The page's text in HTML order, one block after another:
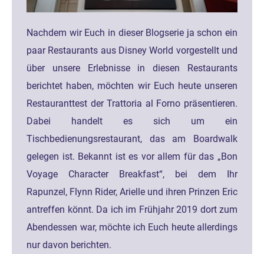
Nachdem wir Euch in dieser Blogserie ja schon ein
paar Restaurants aus Disney World vorgestellt und
über unsere Erlebnisse in diesen Restaurants
berichtet haben, möchten wir Euch heute unseren
Restauranttest der Trattoria al Forno präsentieren.
Dabei handelt es sich um ein
Tischbedienungsrestaurant, das am Boardwalk
gelegen ist. Bekannt ist es vor allem für das „Bon
Voyage Character Breakfast“, bei dem Ihr
Rapunzel, Flynn Rider, Arielle und ihren Prinzen Eric
antreffen könnt. Da ich im Frühjahr 2019 dort zum
Abendessen war, möchte ich Euch heute allerdings
nur davon berichten.